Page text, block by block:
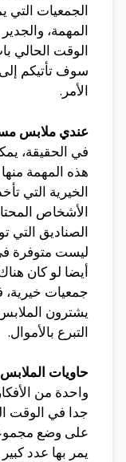
الجمعيات التي
المهمة،
الوقت الحالي
سوف تأتيكم
الأمر.
عندي ملابس
في الحقيقة،
هذه المهمة
الخيرية التي
الأشخاص
الصناديق التي
ليست متوفرة
أيضا لو كان
جمعيات خيرية،
يشترون
التبرع بالأموال.
حاويات
واحدة من
جدا في الوقت
على وضع
يمر بها عدد